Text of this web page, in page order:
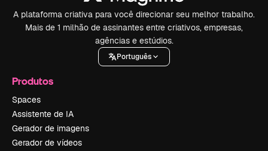
A plataforma criativa para você direcionar seu melhor trabalho.
Mais de 1 milhão de assinantes entre criativos, empresas,
agências e estúdios.
Português
Produtos
Spaces
Assistente de IA
Gerador de imagens
Gerador de vídeos